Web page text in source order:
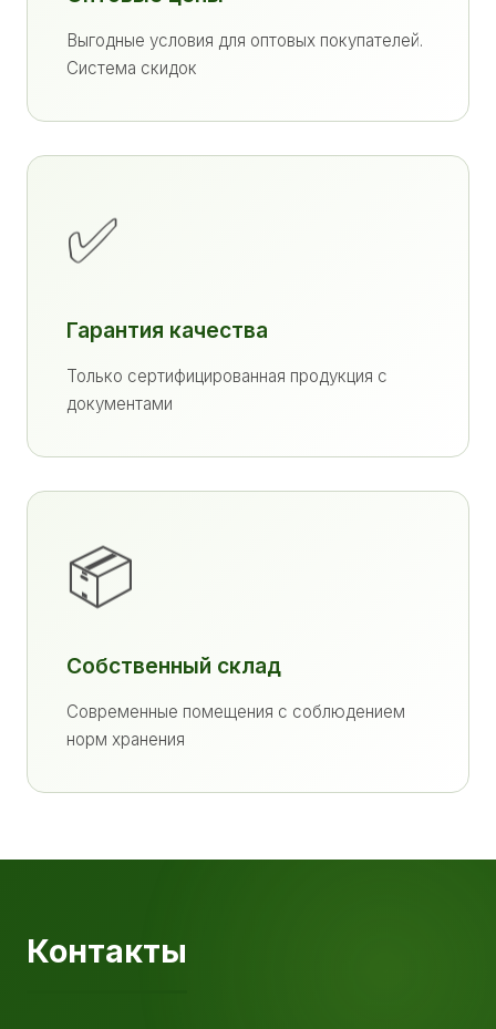
Выгодные условия для оптовых покупателей.
Система скидок
✅
Гарантия качества
Только сертифицированная продукция с
документами
📦
Собственный склад
Современные помещения с соблюдением
норм хранения
Контакты